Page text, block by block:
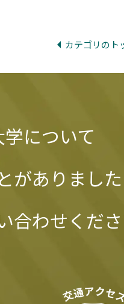
カテゴリのト
について
がありまし
合わせくださ